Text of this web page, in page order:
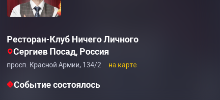
Ресторан-Клуб Ничего Личного
Сергиев Посад, Россия
просп. Красной Армии, 134/2 на карте
Событие состоялось